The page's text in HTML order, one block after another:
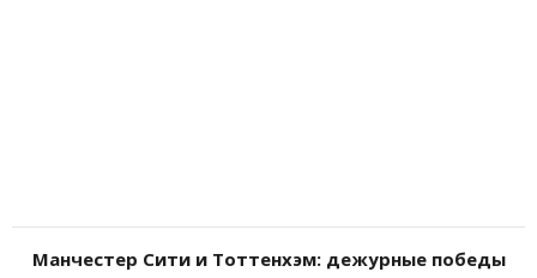
Манчестер Сити и Тоттенхэм: дежурные победы